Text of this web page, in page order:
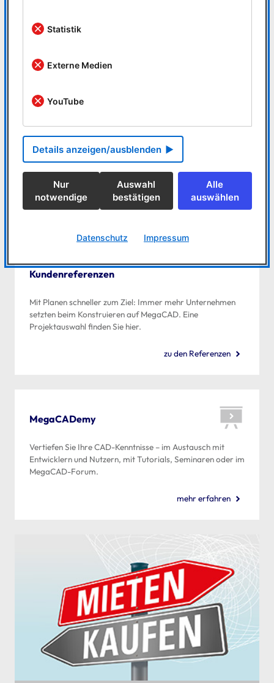
Geben Sie dafür einfach Ihre E-Mail Adresse ein.
Kundenreferenzen
Mit Planen schneller zum Ziel: Immer mehr Unternehmen
setzten beim Konstruieren auf MegaCAD. Eine
Projektauswahl finden Sie hier.
zu den Referenzen
MegaCADemy
Vertiefen Sie Ihre CAD-Kenntnisse – im Austausch mit
Entwicklern und Nutzern, mit Tutorials, Seminaren oder im
MegaCAD-Forum.
mehr erfahren
Statistik
Externe Medien
YouTube
Details anzeigen/ausblenden
Nur
notwendige
Auswahl
bestätigen
Alle
auswählen
Datenschutz Impressum